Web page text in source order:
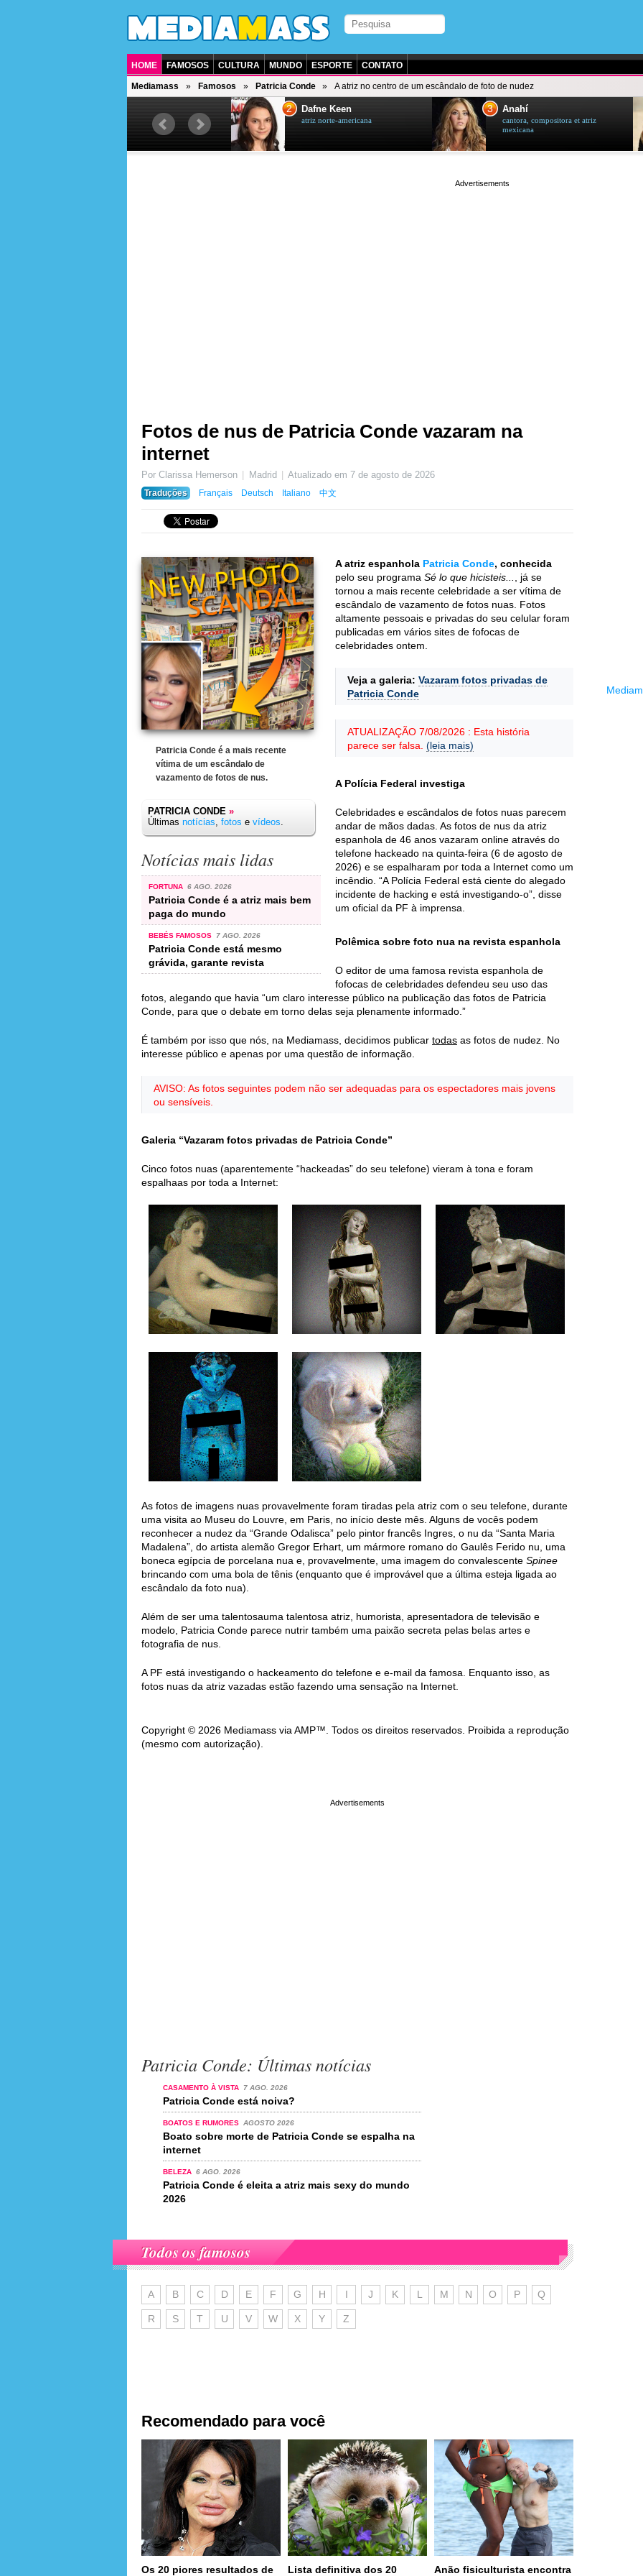
HOME FAMOSOS CULTURA MUNDO ESPORTE CONTATO
Mediamass Famosos Patricia Conde A atriz no centro de um escândalo de foto de nudez
2 Dafne Keen
atriz norte-americana
3 Anahí
cantora, compositora et atriz
mexicana
Fotos de nus de Patricia Conde vazaram na
internet
Por Clarissa Hemerson Madrid Atualizado em 7 de agosto de 2026
Traduções
Français Deutsch Italiano 中文
Patricia Conde é a mais recente
vítima de um escândalo de
vazamento de fotos de nus.
PATRICIA CONDE »
Últimas notícias, fotos e vídeos.
Notícias mais lidas
FORTUNA 6 AGO. 2026
Patricia Conde é a atriz mais bem
paga do mundo
BEBÉS FAMOSOS 7 AGO. 2026
Patricia Conde está mesmo
grávida, garante revista
A atriz espanhola Patricia Conde, conhecida
pelo seu programa Sé lo que hicisteis...
, já se
tornou a mais recente celebridade a ser vítima de
escândalo de vazamento de fotos nuas. Fotos
altamente pessoais e privadas do seu celular foram
publicadas em vários sites de fofocas de
celebridades ontem.
Veja a galeria: Vazaram fotos privadas de
Patricia Conde
ATUALIZAÇÃO 7/08/2026 : Esta história
parece ser falsa. (leia mais)
A Polícia Federal investiga
Celebridades e escândalos de fotos nuas parecem
andar de mãos dadas. As fotos de nus da atriz
espanhola de 46 anos vazaram online através do
telefone hackeado na quinta-feira (6 de agosto de
2026) e se espalharam por toda a Internet como um
incêndio. “A Polícia Federal está ciente do alegado
incidente de hacking e está investigando-o”, disse
um oficial da PF à imprensa.
Polêmica sobre foto nua na revista espanhola
O editor de uma famosa revista espanhola de
fofocas de celebridades defendeu seu uso das
fotos, alegando que havia “um claro interesse público na publicação das fotos de Patricia
Conde, para que o debate em torno delas seja plenamente informado.”
É também por isso que nós, na Mediamass, decidimos publicar todas as fotos de nudez. No
interesse público e apenas por uma questão de informação.
AVISO: As fotos seguintes podem não ser adequadas para os espectadores mais jovens
ou sensíveis.
Galeria “Vazaram fotos privadas de Patricia Conde”
Cinco fotos nuas (aparentemente “hackeadas” do seu telefone) vieram à tona e foram
espalhaas por toda a Internet:
As fotos de imagens nuas provavelmente foram tiradas pela atriz com o seu telefone, durante
uma visita ao Museu do Louvre, em Paris, no início deste mês. Alguns de vocês podem
reconhecer a nudez da “Grande Odalisca” pelo pintor francês Ingres, o nu da “Santa Maria
Madalena”, do artista alemão Gregor Erhart, um mármore romano do Gaulês Ferido nu, uma
boneca egípcia de porcelana nua e, provavelmente, uma imagem do convalescente Spinee
brincando com uma bola de tênis (enquanto que é improvável que a última esteja ligada ao
escândalo da foto nua).
Além de ser uma talentosauma talentosa atriz, humorista, apresentadora de televisão e
modelo, Patricia Conde parece nutrir também uma paixão secreta pelas belas artes e
fotografia de nus.
A PF está investigando o hackeamento do telefone e e-mail da famosa. Enquanto isso, as
fotos nuas da atriz vazadas estão fazendo uma sensação na Internet.
Copyright © 2026 Mediamass via AMP™. Todos os direitos reservados. Proibida a reprodução
(mesmo com autorização).
Patricia Conde: Últimas notícias
CASAMENTO À VISTA 7 AGO. 2026
Patricia Conde está noiva?
BOATOS E RUMORES AGOSTO 2026
Boato sobre morte de Patricia Conde se espalha na
internet
BELEZA 6 AGO. 2026
Patricia Conde é eleita a atriz mais sexy do mundo
2026
Todos os famosos
A B C D E F G H I J K L M N O P Q
R S T U V W X Y Z
Recomendado para você
Os 20 piores resultados de Lista definitiva dos 20 Anão fisiculturista encontra